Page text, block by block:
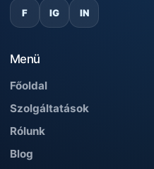
F IG IN
Menü
Főoldal
Szolgáltatások
Rólunk
Blog